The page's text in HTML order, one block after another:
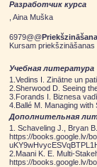
Разработчик курса
, Aina Muška
6979@@
Kursam
Учебная литературa
1.Vedins I. Zinātne un
2.Sherwood D. Seeing
3.Forands I. Biznesa
4.Ballé M. Managing
Дополнительная
1. Schaveling J., Bryan
https://books.google.lv/
2.Maani K. E. Multi-
https://books.google.lv/